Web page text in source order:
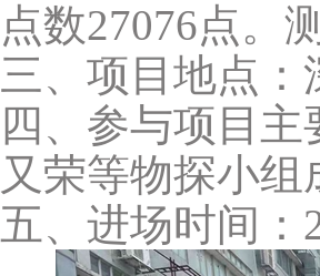
点数27076点。
三、项目地点
四、参与项目
又荣等物探小组
五、进场时间：